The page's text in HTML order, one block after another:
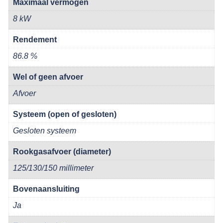
Maximaal vermogen
8 kW
Rendement
86.8 %
Wel of geen afvoer
Afvoer
Systeem (open of gesloten)
Gesloten systeem
Rookgasafvoer (diameter)
125/130/150 millimeter
Bovenaansluiting
Ja